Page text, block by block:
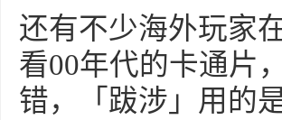
还有不少海外玩家
看00年代的卡通片
错，「跋涉」用的